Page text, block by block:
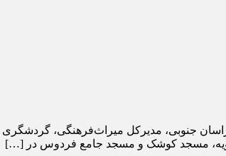
جنوبی، مدیرکل میراث‌فرهنگی، گردشگری و
مسجد کوشک و مسجد جامع فردوس در […]